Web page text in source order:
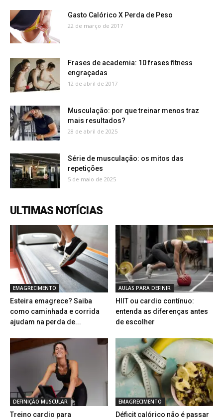
Gasto Calórico X Perda de Peso
22 de março de 2017
Frases de academia: 10 frases fitness
engraçadas
12 de abril de 2017
Musculação: por que treinar menos traz
mais resultados?
28 de abril de 2025
Série de musculação: os mitos das
repetições
5 de maio de 2025
ULTIMAS NOTÍCIAS
EMAGRECIMENTO
Esteira emagrece? Saiba
como caminhada e corrida
ajudam na perda de...
AULAS PARA DEFINIR
HIIT ou cardio contínuo:
entenda as diferenças antes
de escolher
DEFINIÇÃO MUSCULAR
Treino cardio para
EMAGRECIMENTO
Déficit calórico não é passar